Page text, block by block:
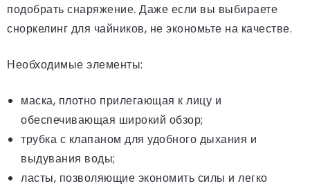
подобрать снаряжение. Даже если вы выбираете
сноркелинг для чайников, не экономьте на качестве.
Необходимые элементы:
маска, плотно прилегающая к лицу и
обеспечивающая широкий обзор;
трубка с клапаном для удобного дыхания и
выдувания воды;
ласты, позволяющие экономить силы и легко